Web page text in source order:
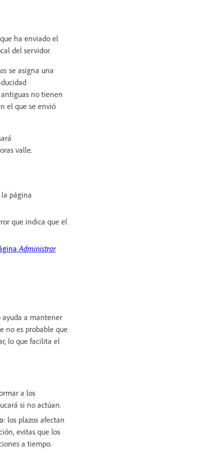
ha enviado el
del servidor.
se asigna una
antiguas no tienen
el que se envió
valle.
página
que indica que el
Administrar
ayuda a mantener
no es probable que
lo que facilita el
a los
si no actúan.
: los plazos afectan
evitas que los
a tiempo.